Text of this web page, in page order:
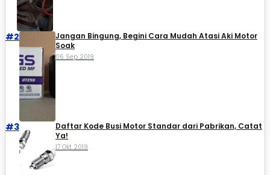
#2
Jangan Bingung, Begini Cara Mudah Atasi Aki Motor
Soak
06 Sep 2019
#3
Daftar Kode Busi Motor Standar dari Pabrikan, Catat
Ya!
17 Okt 2019